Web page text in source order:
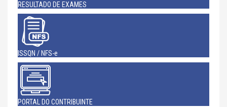
RESULTADO DE EXAMES
ISSQN / NFS-e
PORTAL DO CONTRIBUINTE